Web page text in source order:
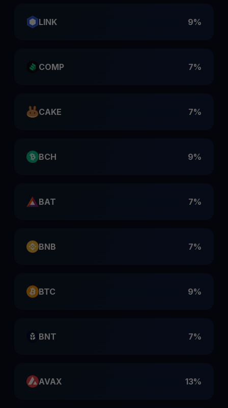
LINK 9%
COMP 7%
CAKE 7%
BCH 9%
BAT 7%
BNB 7%
BTC 9%
BNT 7%
AVAX 13%